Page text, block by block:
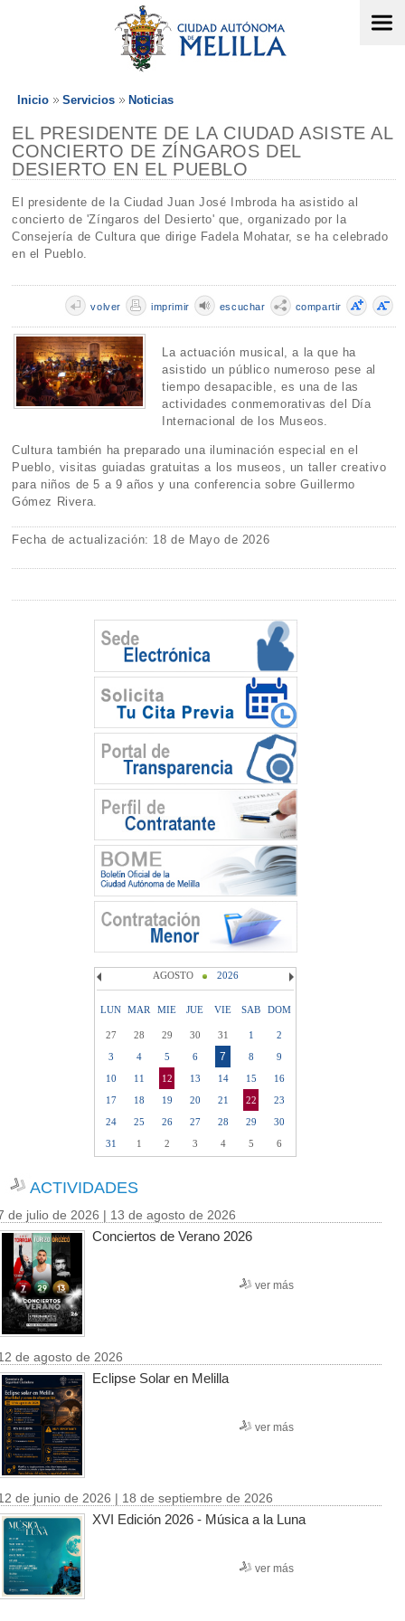
Inicio Servicios Noticias
EL PRESIDENTE DE LA CIUDAD ASISTE AL
CONCIERTO DE ZÍNGAROS DEL
DESIERTO EN EL PUEBLO
El presidente de la Ciudad Juan José Imbroda ha asistido al
concierto de 'Zíngaros del Desierto' que, organizado por la
Consejería de Cultura que dirige Fadela Mohatar, se ha celebrado
en el Pueblo.
compartir
escuchar
imprimir
volver
La actuación musical, a la que ha
asistido un público numeroso pese al
tiempo desapacible, es una de las
actividades conmemorativas del Día
Internacional de los Museos.
Cultura también ha preparado una iluminación especial en el
Pueblo, visitas guiadas gratuitas a los museos, un taller creativo
para niños de 5 a 9 años y una conferencia sobre Guillermo
Gómez Rivera.
Fecha de actualización: 18 de Mayo de 2026
AGOSTO 2026
LUN MAR MIE JUE VIE SAB DOM
27 28 29 30 31 1
2
3
4 5 6 7 8
9
10
11 12 13 14 15
16
17
18 19 20 21 22
23
24
25 26 27 28 29
30
31
1 2 3 4 5 6
ACTIVIDADES
de julio de 2026 | 13 de agosto de 2026
Conciertos de Verano 2026
ver más
de agosto de 2026
Eclipse Solar en Melilla
ver más
de junio de 2026 | 18 de septiembre de 2026
XVI Edición 2026 - Música a la Luna
ver más